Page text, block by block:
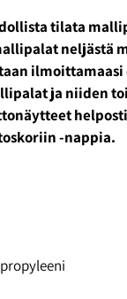
tilata
neljästä
ilmoittamaasi
ja niiden
-nappia.